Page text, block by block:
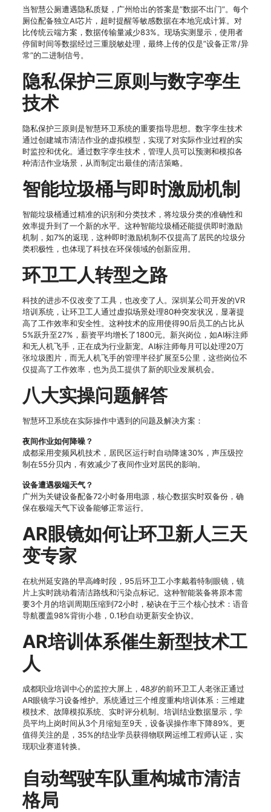
当智慧公厕遭遇隐私质疑，广州给出的答案是”数据不出门”。每个
厕位配备独立AI芯片，超时提醒等敏感数据在本地完成计算。对
比传统云端方案，数据传输量减少83%。现场实测显示，使用者
停留时间等数据经过三重脱敏处理，最终上传的仅是”设备正常/异
常”的二进制信号。
隐私保护三原则与数字孪生
技术
隐私保护三原则是智慧环卫系统的重要指导思想。数字孪生技术
通过创建城市清洁作业的虚拟模型，实现了对实际作业过程的实
时监控和优化。通过数字孪生技术，管理人员可以预测和模拟各
种清洁作业场景，从而制定出最佳的清洁策略。
智能垃圾桶与即时激励机制
智能垃圾桶通过精准的识别和分类技术，将垃圾分类的准确性和
效率提升到了一个新的水平。这种智能垃圾桶还能提供即时激励
机制，如7%的返现，这种即时激励机制不仅提高了居民的垃圾分
类积极性，也体现了科技在环保领域的创新应用。
环卫工人转型之路
科技的进步不仅改变了工具，也改变了人。深圳某公司开发的VR
培训系统，让环卫工人通过虚拟场景处理80种突发状况，显著提
高了工作效率和安全性。这种技术的应用使得90后员工的占比从
5%跃升至27%，薪资平均增长了1800元。新兴岗位，如AI标注师
和无人机飞手，正在成为行业新宠。AI标注师每月可以处理20万
张垃圾图片，而无人机飞手的管理半径扩展至5公里，这些岗位不
仅提高了工作效率，也为员工提供了新的职业发展机会。
八大实操问题解答
智慧环卫系统在实际操作中遇到的问题及解决方案：
夜间作业如何降噪？
成都采用变频风机技术，居民区运行时自动降速30%，声压级控
制在55分贝内，有效减少了夜间作业对居民的影响。
设备遭遇极端天气？
广州为关键设备配备72小时备用电源，核心数据实时双备份，确
保在极端天气下设备能够正常运行。
AR眼镜如何让环卫新人三天
变专家
在杭州延安路的早高峰时段，95后环卫工小李戴着特制眼镜，镜
片上实时跳动着清洁路线和污染点标记。这种智能装备将原本需
要3个月的培训周期压缩到72小时，秘诀在于三个核心技术：语音
导航覆盖98%背街小巷，0.1秒自动更新安全协议。
AR培训体系催生新型技术工
人
成都职业培训中心的监控大屏上，48岁的前环卫工人老张正通过
AR眼镜学习设备维护。系统通过三个维度重构培训体系：三维建
模技术、故障模拟系统、实时评分机制。培训结业数据显示，学
员平均上岗时间从3个月缩短至9天，设备误操作率下降89%。更
值得关注的是，35%的结业学员获得物联网运维工程师认证，实
现职业赛道转换。
自动驾驶车队重构城市清洁
格局